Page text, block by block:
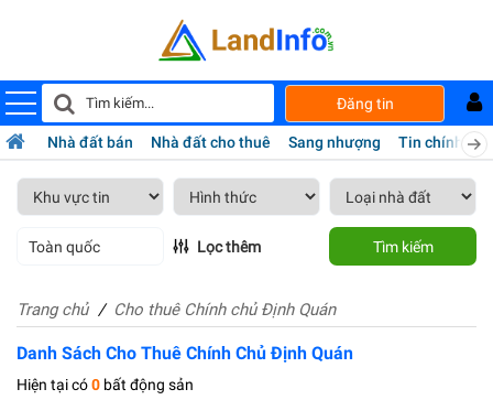
Đăng tin
Nhà đất bán Nhà đất cho thuê Sang nhượng Tin chính chủ
Toàn quốc Lọc thêm Tìm kiếm
Trang chủ Cho thuê Chính chủ Định Quán
Danh Sách Cho Thuê Chính Chủ Định Quán
Hiện tại có0 bất động sản